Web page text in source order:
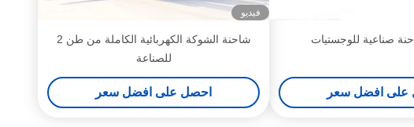
صناعية للوجستيات
على افضل سعر
فيديو
شاحنة الشوكة الكهربائية الكاملة من طن 2
للصناعة
احصل على افضل سعر